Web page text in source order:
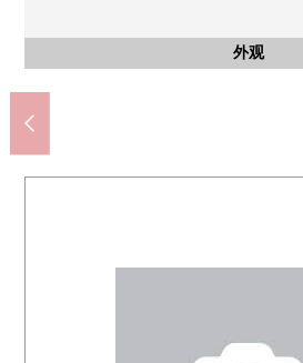
外观
外观
外观
外观
含有前面道路的外
含有前面道路的外
松户市立八崎小学(约
松户市立第3中学(约
业务超市8 ka崎店(约
MAMMY MART新鲜市场TOP中
Lawson·THREE F松户八崎
松户市立综合性医疗中心
和田公园(约70m)